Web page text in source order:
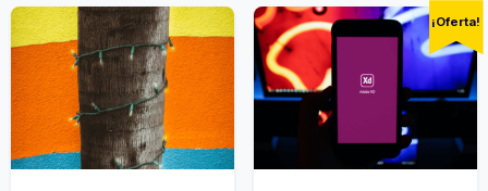
¡Oferta!